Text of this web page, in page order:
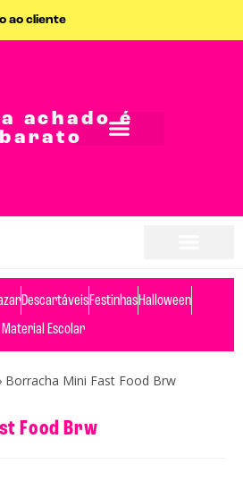
ao cliente
achado é
DescartáveisFestinhasHalloween
Material Escolar
› Borracha Mini Fast Food Brw
Food Brw